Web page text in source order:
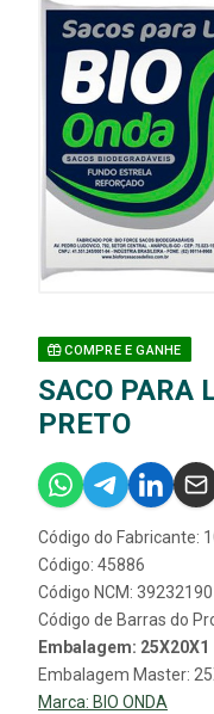
COMPRE E GANHE
SACO PARA
PRETO
Código do Fabricante:
Código: 45886
Código NCM: 39232190
Código de Barras do
Embalagem: 25X20X1
Embalagem Master:
Marca: BIO ONDA